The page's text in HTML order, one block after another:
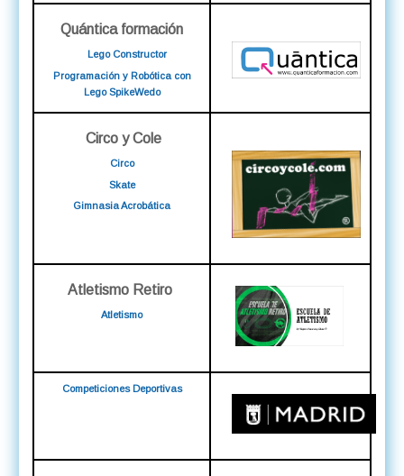
Quántica formación
Lego Constructor
Programación y Robótica con
Lego SpikeWedo
Circo y Cole
Circo
Skate
Gimnasia Acrobática
Atletismo Retiro
Atletismo
Competiciones Deportivas